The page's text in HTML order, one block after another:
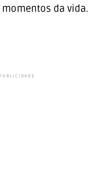
da vida.
PUBLICIDADE